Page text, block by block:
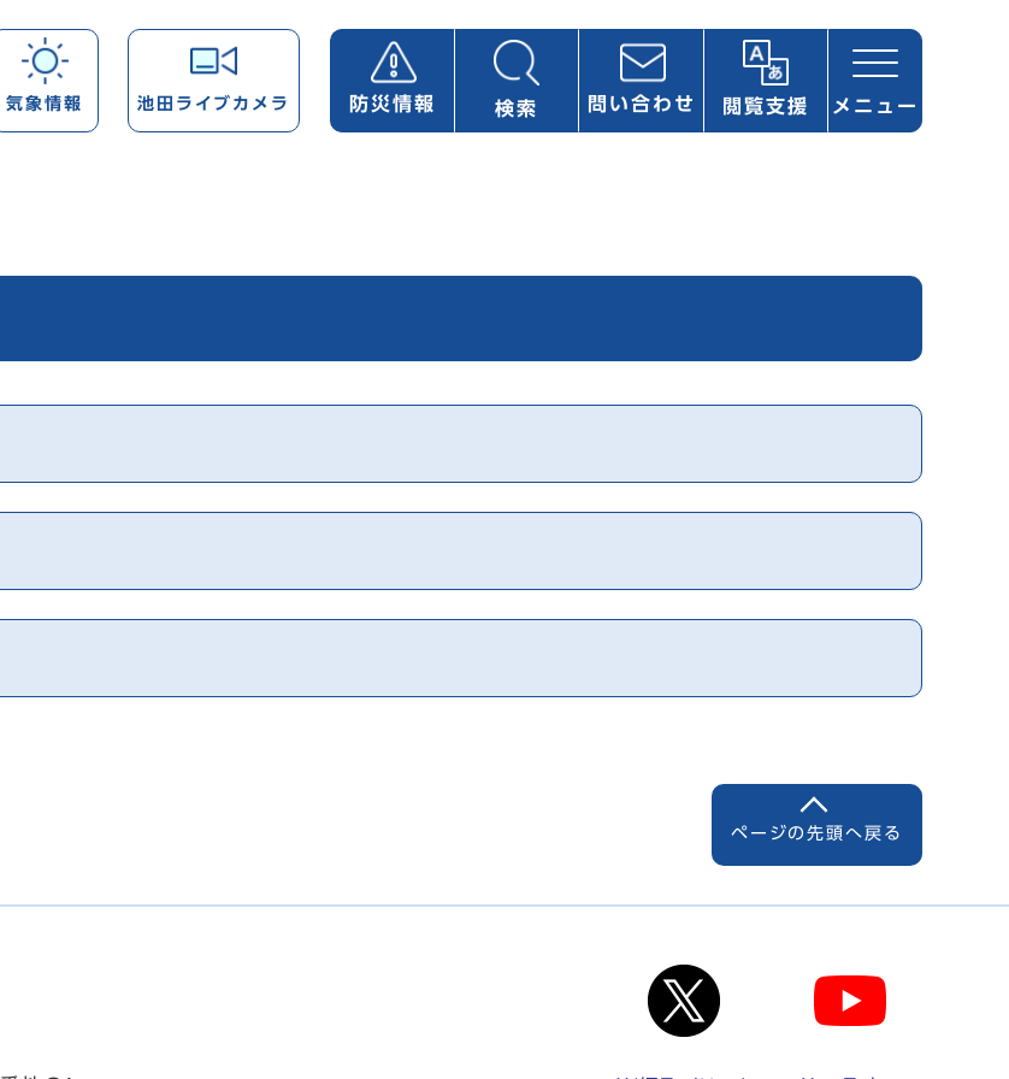
気象情報 池田ライブカメラ 防災情報 検索 問い合わせ 閲覧支援 メニュー
ページの先頭へ戻る